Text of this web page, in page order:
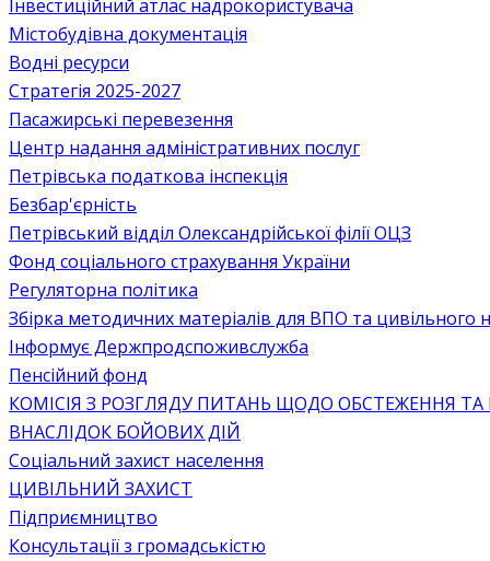
Інвестиційний атлас надрокористувача
Містобудівна документація
Водні ресурси
Стратегія 2025-2027
Пасажирські перевезення
Центр надання адміністративних послуг
Петрівська податкова інспекція
Безбар'єрність
Петрівський відділ Олександрійської філії ОЦЗ
Фонд соціального страхування України
Регуляторна політика
Збірка методичних матеріалів для ВПО та цивільного
Інформує Держпродспоживслужба
Пенсійний фонд
КОМІСІЯ З РОЗГЛЯДУ ПИТАНЬ ЩОДО ОБСТЕЖЕННЯ
ВНАСЛІДОК БОЙОВИХ ДІЙ
Соціальний захист населення
ЦИВІЛЬНИЙ ЗАХИСТ
Підприємництво
Консультації з громадськістю